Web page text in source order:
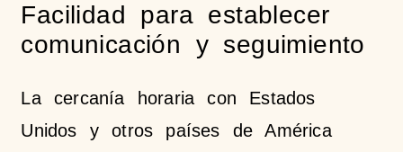
Facilidad para establecer
comunicación y seguimiento
La cercanía horaria con Estados
Unidos y otros países de América